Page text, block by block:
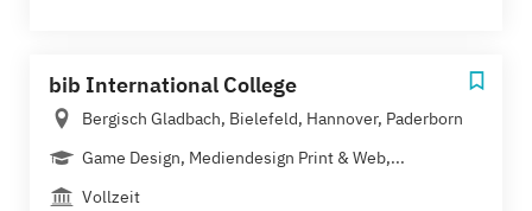
bib International College
Bergisch Gladbach, Bielefeld, Hannover, Paderborn
Game Design, Mediendesign Print & Web,...
Vollzeit